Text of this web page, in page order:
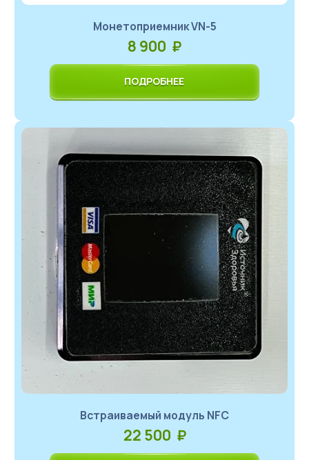
Монетоприемник VN-5
8 900 ₽
ПОДРОБНЕЕ
Встраиваемый модуль NFC
22 500 ₽